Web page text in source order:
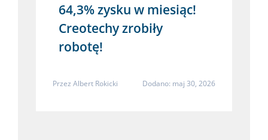
64,3% zysku w miesiąc!
Creotechy zrobiły
robotę!
Przez Albert Rokicki Dodano: maj 30, 2026